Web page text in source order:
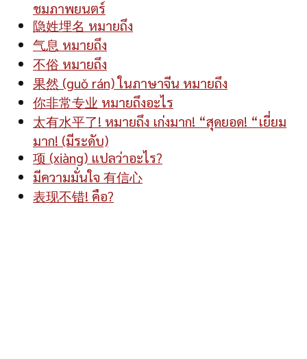
ชมภาพยนตร์
隐姓埋名 หมายถึง
气息 หมายถึง
不俗 หมายถึง
果然 (guǒ rán) ในภาษาจีน หมายถึง
你非常专业 หมายถึงอะไร
太有水平了! หมายถึง เก่งมาก! “สุดยอด! “เยี่ยม
มาก! (มีระดับ)
项 (xiàng) แปลว่าอะไร?
มีความมั่นใจ 有信心
表现不错! คือ?